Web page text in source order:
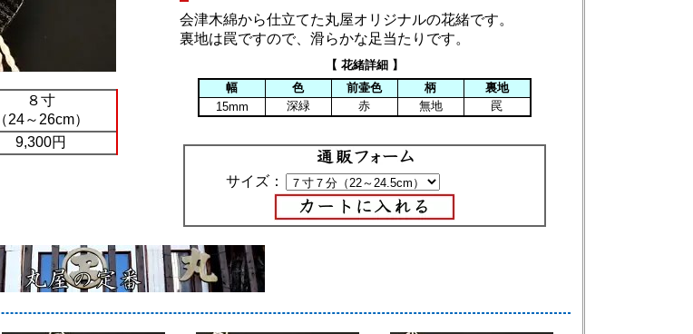
８寸
（24～26cm）
9,300円
会津木綿から仕立てた丸屋オリジナルの花緒です。
裏地は罠ですので、滑らかな足当たりです。
【 花緒詳細 】
幅
色 前壷色 柄
裏地
15mm
深緑 赤 無地 罠
サイズ：